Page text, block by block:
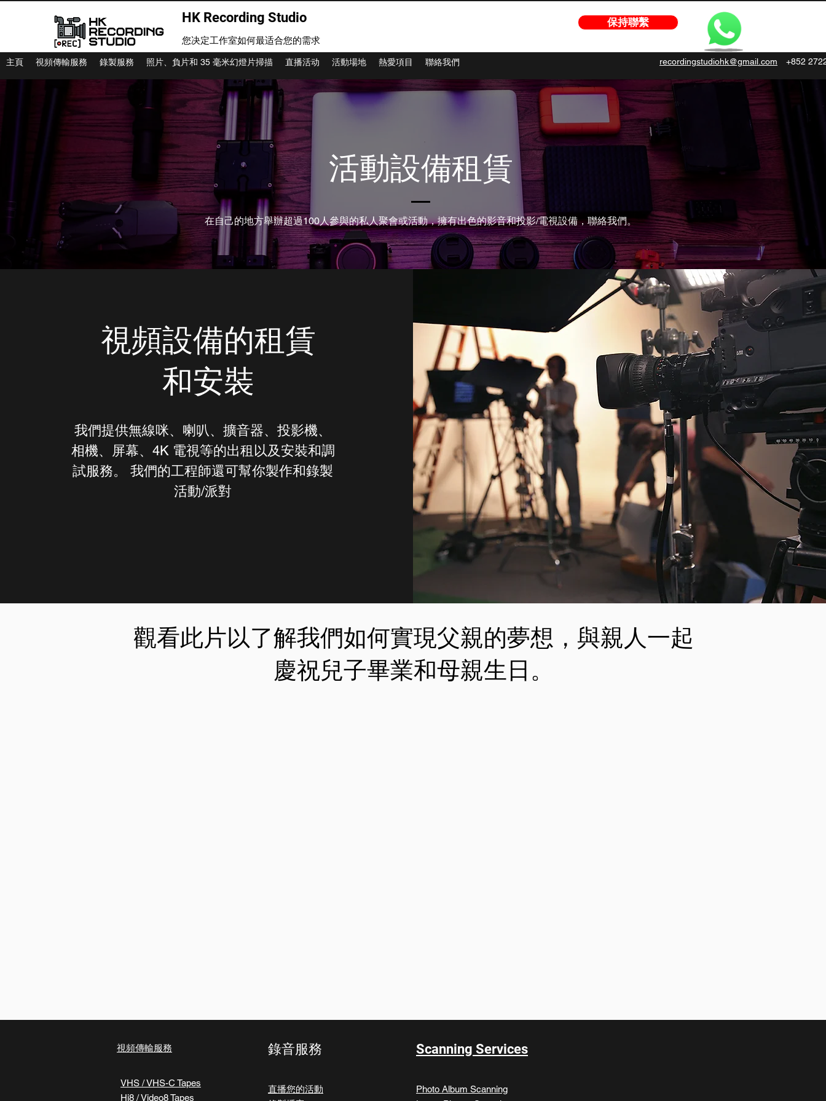
HK Recording Studio
您决定工作室如何最适合您的需求
保持聯繫
主頁 視頻傳輸服務 錄製服務 照片、負片和 35 毫米幻燈片掃描 直播活动 活動場地 熱愛項目 聯絡我們 recordingstudiohk@gmail.com +852
活動設備租賃
在自己的地方舉辦超過100人參與的私人聚會或活動，擁有出色的影音和投影/電視設備，聯絡我們。
視頻設備的租賃
和安裝
我們提供無線咪、喇叭、擴音器、投影機、
相機、屏幕、4K 電視等的出租以及安裝和調
試服務。 我們的工程師還可幫你製作和錄製
活動/派對
觀看此片以了解我們如何實現父親的夢想，與親人一起
慶祝兒子畢業和母親生日。
視頻傳輸服務
VHS / VHS-C Tapes
Hi8 / Video8 Tapes
錄音服務
直播您的活動
Scanning Services
Photo Album Scanning